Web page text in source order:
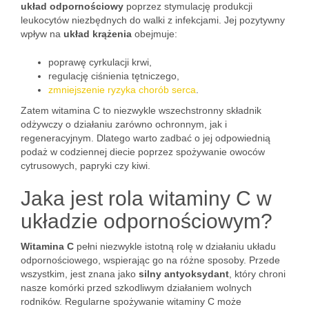
układ odpornościowy poprzez stymulację produkcji
leukocytów niezbędnych do walki z infekcjami. Jej pozytywny
wpływ na układ krążenia obejmuje:
poprawę cyrkulacji krwi,
regulację ciśnienia tętniczego,
zmniejszenie ryzyka chorób serca
Zatem witamina C to niezwykle wszechstronny składnik
odżywczy o działaniu zarówno ochronnym, jak i
regeneracyjnym. Dlatego warto zadbać o jej odpowiednią
podaż w codziennej diecie poprzez spożywanie owoców
cytrusowych, papryki czy kiwi.
Jaka jest rola witaminy C w
układzie odpornościowym?
Witamina C pełni niezwykle istotną rolę w działaniu układu
odpornościowego, wspierając go na różne sposoby. Przede
wszystkim, jest znana jako silny antyoksydant , który chroni
nasze komórki przed szkodliwym działaniem wolnych
rodników. Regularne spożywanie witaminy C może